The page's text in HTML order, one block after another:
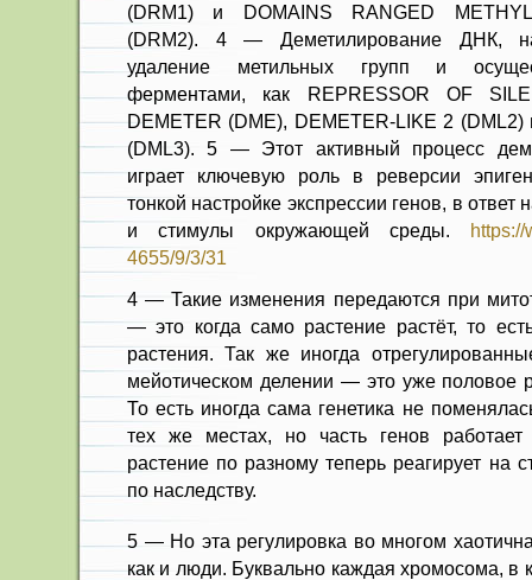
(DRM1) и DOMAINS RANGED
(DRM2). 4 — Деметилирование ДНК,
удаление метильных групп и
ферментами, как REPRESSOR OF
DEMETER (DME), DEMETER-LIKE 2
(DML3). 5 — Этот активный процесс
играет ключевую роль в реверсии
тонкой настройке экспрессии генов, в ответ
и стимулы окружающей среды. https://
4655/9/3/31
4 — Такие изменения передаются при
— это когда само растение растёт, то
растения. Так же иногда
мейотическом делении — это уже половое
То есть иногда сама генетика не
тех же местах, но часть генов работает
растение по разному теперь реагирует на
по наследству.
5 — Но эта регулировка во многом
как и люди. Буквально каждая хромосома, в